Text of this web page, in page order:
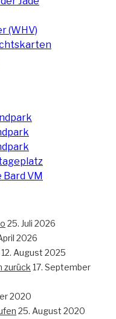
(WHV)
VM
25. Juli 2026
2026
12. August 2025
zurück 17. September
2020
25. August 2020